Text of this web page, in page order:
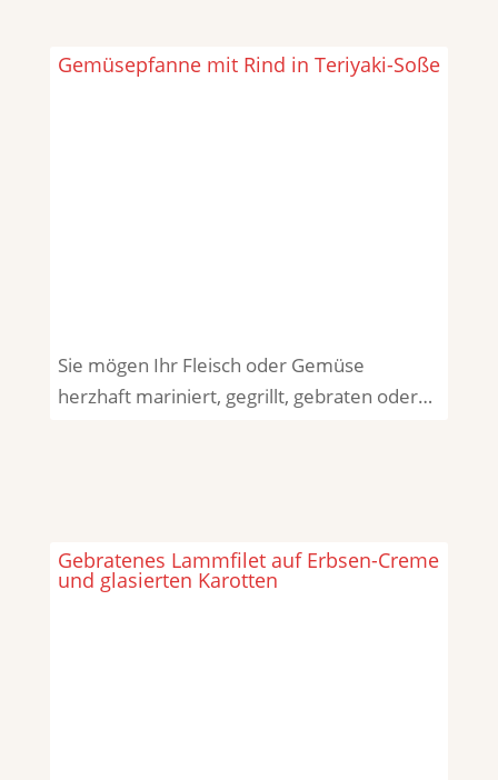
Gemüsepfanne mit Rind in Teriyaki-Soße
Sie mögen Ihr Fleisch oder Gemüse
herzhaft mariniert, gegrillt, gebraten oder…
Gebratenes Lammfilet auf Erbsen-Creme
und glasierten Karotten